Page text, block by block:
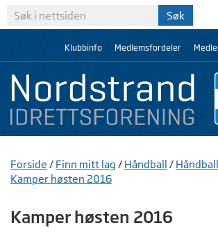
Klubbinfo Medlemsfordeler
Forside / Finn mitt lag / Håndball /
Kamper høsten 2016
Kamper høsten 2016